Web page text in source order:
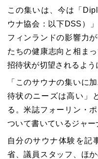
この集いは、今は「
ウナ協会：以下DSS）
フィンランドの影響力
たちの健康志向と相ま
招待状が切望されるよう
「このサウナの集いに
待状のニーズは高い」
る。米誌フォーリン・
ついて書いているジャー
自分のサウナ体験を記
省、議員スタッフ、ほ